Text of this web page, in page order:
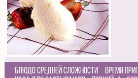
Блюдо средней сложности Время